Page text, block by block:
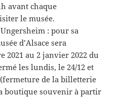
avant chaque
le musée.
: pour sa
d’Alsace sera
2021 au 2 janvier 2022 du
les lundis, le 24/12 et
(fermeture de la billetterie
boutique souvenir à partir